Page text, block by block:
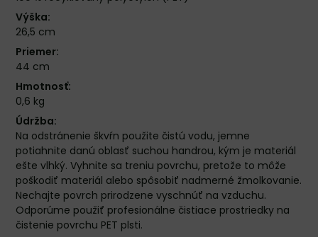
Výška:
26,5 cm
Priemer:
44 cm
Hmotnosť:
0,6 kg
Údržba:
Na odstránenie škvŕn použite čistú vodu, jemne
potiahnite danú oblasť suchou handrou, kým je materiál
ešte vlhký. Vyhnite sa treniu povrchu, pretože to môže
poškodiť materiál alebo spôsobiť nadmerné žmolkovanie.
Nechajte povrch prirodzene vyschnúť na vzduchu.
Odporúme použiť profesionálne čistiace prostriedky na
čistenie povrchu PET plsti.